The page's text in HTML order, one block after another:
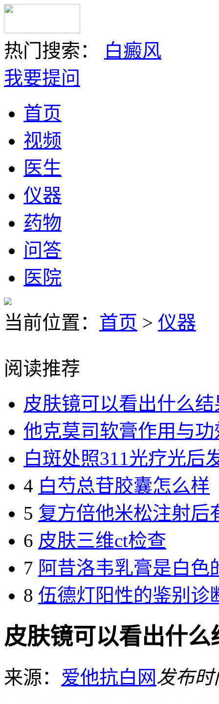
热门搜索：
白癜风
我要提问
首页
视频
医生
仪器
药物
问答
医院
当前位置： 首页 > 仪器
阅读推荐
皮肤镜可以看出什么
他克莫司软膏作用与
白斑处照311光疗光后
4 白芍总苷胶囊怎么样
5 复方倍他米松注射后
6 皮肤三维ct检查
7 阿昔洛韦乳膏是白色
8 伍德灯阳性的鉴别诊
皮肤镜可以看出什么
来源： 爱他抗白网发布时